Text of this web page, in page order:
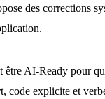
des corrections
être AI-Ready pour
code explicite et